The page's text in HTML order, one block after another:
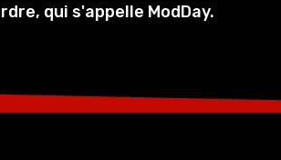
qui s'appelle ModDay.